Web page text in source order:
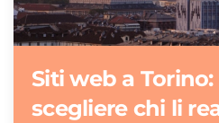
Siti web a
scegliere chi li